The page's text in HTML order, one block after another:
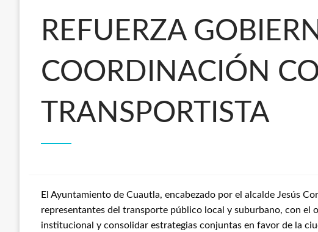
REFUERZA
COORDINACIÓN
TRANSPORTISTA
El Ayuntamiento de Cuautla, encabezado por el alcalde Jesús
representantes del transporte público local y suburbano, con el
institucional y consolidar estrategias conjuntas en favor de la